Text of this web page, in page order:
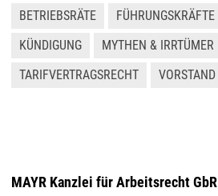
BETRIEBSRÄTE
FÜHRUNGSKRÄFTE
KÜNDIGUNG
MYTHEN & IRRTÜMER
TARIFVERTRAGSRECHT
VORSTAND
MAYR Kanzlei für Arbeitsrecht GbR